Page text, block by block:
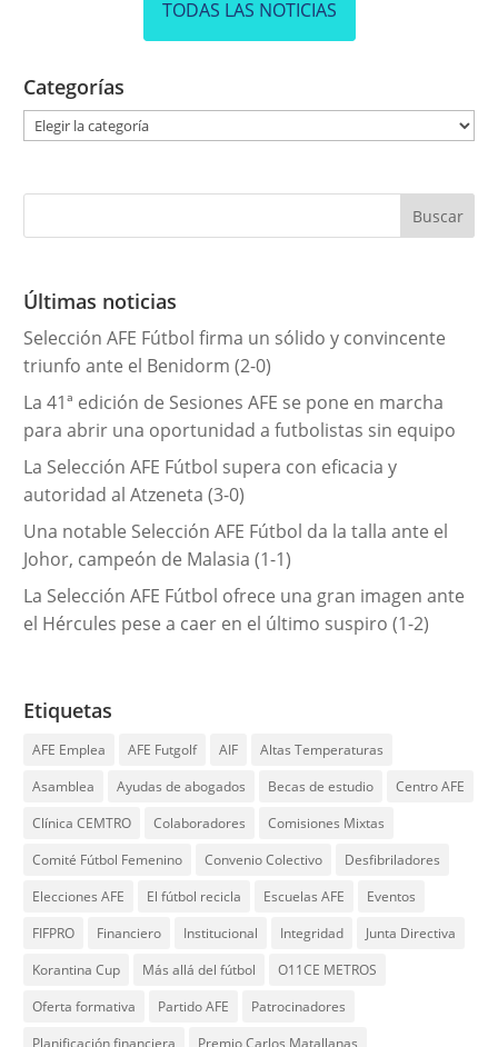
TODAS LAS NOTICIAS
Categorías
g
r
a
s
Últimas noticias
Selección AFE Fútbol firma un sólido y convincente
triunfo ante el Benidorm (2-0)
La 41ª edición de Sesiones AFE se pone en marcha
para abrir una oportunidad a futbolistas sin equipo
La Selección AFE Fútbol supera con eficacia y
autoridad al Atzeneta (3-0)
Una notable Selección AFE Fútbol da la talla ante el
Johor, campeón de Malasia (1-1)
La Selección AFE Fútbol ofrece una gran imagen ante
el Hércules pese a caer en el último suspiro (1-2)
Etiquetas
AFE Emplea AFE Futgolf AIF
Altas Temperaturas
Asamblea
Ayudas de abogados Becas de estudio
Centro AFE
Clínica CEMTRO
Colaboradores
Comisiones Mixtas
Comité Fútbol Femenino
Convenio Colectivo
Desfibriladores
Elecciones AFE
El fútbol recicla Escuelas AFE
Eventos
FIFPRO
Financiero Institucional Integridad
Junta Directiva
Korantina Cup
Más allá del fútbol
O11CE METROS
Oferta formativa
Partido AFE
Patrocinadores
Planificación financiera
Premio Carlos Matallanas